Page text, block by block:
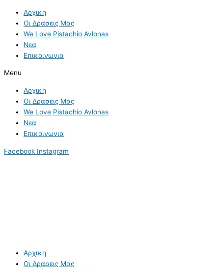
content
Αρχικη
Οι Δρασεις Μας
We Love Pistachio Avlonas
Νεα
Επικοινωνια
Menu
Αρχικη
Οι Δρασεις Μας
We Love Pistachio Avlonas
Νεα
Επικοινωνια
Facebook Instagram
Αρχικη
Οι Δρασεις Μας